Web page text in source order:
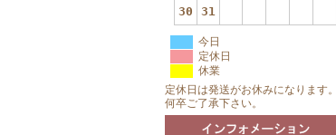
30
31
今日
定休日
休業
定休日は発送がお休みになります。
何卒ご了承下さい。